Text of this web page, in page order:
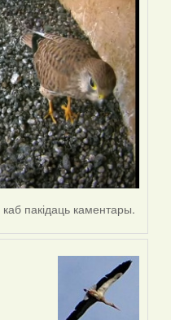
каб пакідаць каментары.